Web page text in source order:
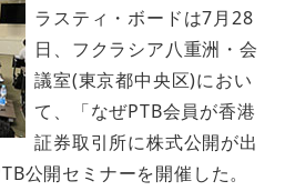
ラスティ・ボードは7月28
日、フクラシア八重洲・会
議室(東京都中央区)におい
て、「なぜPTB会員が香港
証券取引所に株式公開が出
公開セミナーを開催した。